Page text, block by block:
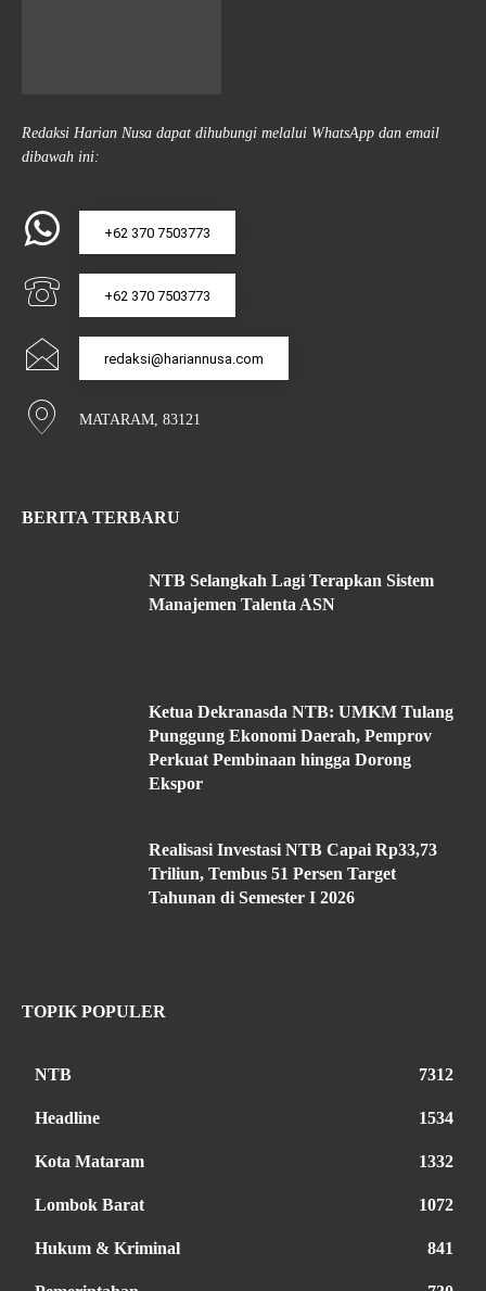
Redaksi Harian Nusa dapat dihubungi melalui WhatsApp dan email
dibawah ini:
+62 370 7503773
+62 370 7503773
redaksi@hariannusa.com
MATARAM, 83121
BERITA TERBARU
NTB Selangkah Lagi Terapkan Sistem
Manajemen Talenta ASN
Ketua Dekranasda NTB: UMKM Tulang
Punggung Ekonomi Daerah, Pemprov
Perkuat Pembinaan hingga Dorong
Ekspor
Realisasi Investasi NTB Capai Rp33,73
Triliun, Tembus 51 Persen Target
Tahunan di Semester I 2026
TOPIK POPULER
NTB 7312
Headline 1534
Kota Mataram 1332
Lombok Barat 1072
Hukum & Kriminal 841